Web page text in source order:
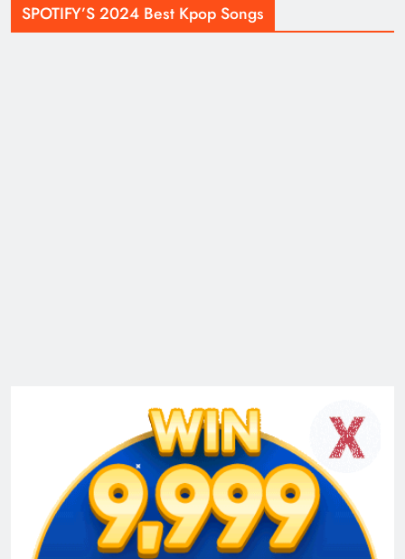
SPOTIFY’S 2024 Best Kpop Songs